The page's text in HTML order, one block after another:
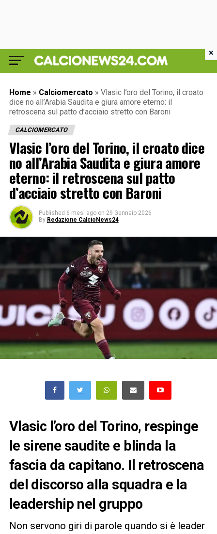
Home » Calciomercato » Vlasic l’oro del Torino, il croato
dice no all’Arabia Saudita e giura amore eterno: il
retroscena sul patto d’acciaio stretto con Baroni
CALCIOMERCATO
Vlasic l’oro del Torino, il croato dice
no all’Arabia Saudita e giura amore
eterno: il retroscena sul patto
d’acciaio stretto con Baroni
Published 6 mesi ago on 29 Gennaio 2026
By Redazione CalcioNews24
Vlasic l’oro del Torino, respinge
le sirene saudite e blinda la
fascia da capitano. Il retroscena
del discorso alla squadra e la
leadership nel gruppo
Non servono giri di parole quando si è leader
×